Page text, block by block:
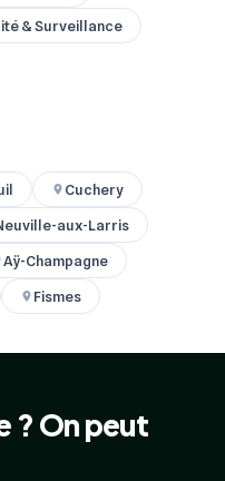
& Surveillance
Cuchery
aux-Larris
Aÿ-Champagne
Fismes
? On peut